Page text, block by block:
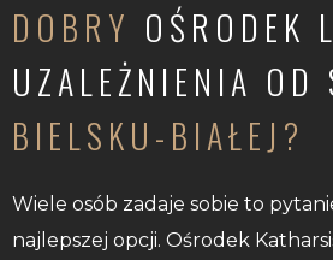
DOBRY OŚRODEK
UZALEŻNIENIA OD
BIELSKU-BIAŁEJ?
Wiele osób zadaje sobie to
najlepszej opcji. Ośrodek